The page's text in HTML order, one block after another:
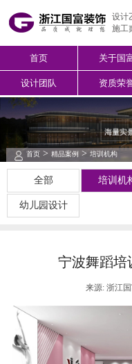
设计
施工
首页 关于国
设计团队 资质荣
首页> 精品案例>培训机构
全部 培训机
幼儿园设计
宁波舞蹈培
来源: 浙江